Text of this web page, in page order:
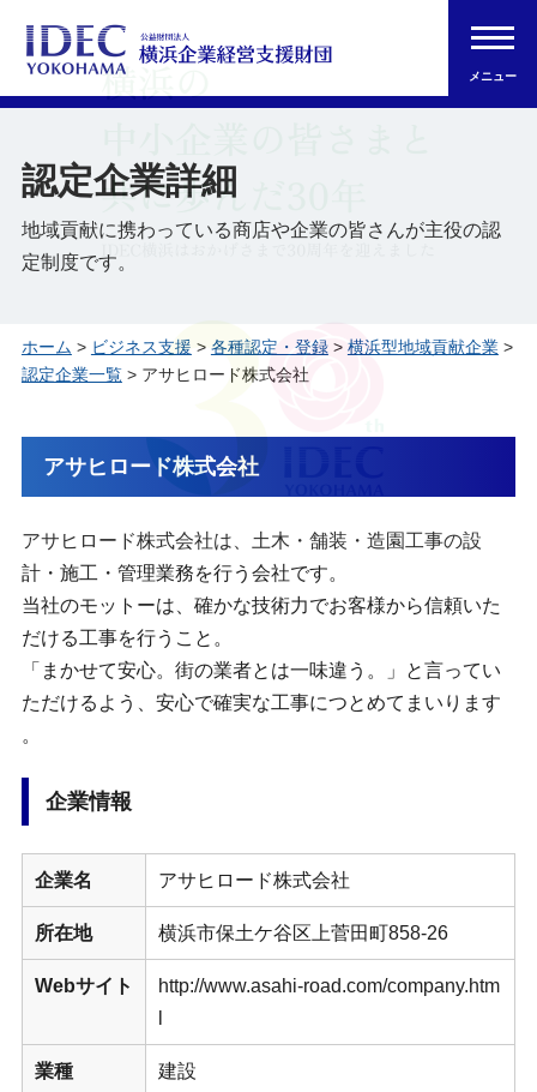
メニュー
認定企業詳細
地域貢献に携わっている商店や企業の皆さんが主役の認
定制度です。
ホーム > ビジネス支援 > 各種認定・登録> 横浜型地域貢献企業>
認定企業一覧> アサヒロード株式会社
アサヒロード株式会社
アサヒロード株式会社は、土木・舗装・造園工事の設
計・施工・管理業務を行う会社です。
当社のモットーは、確かな技術力でお客様から信頼いた
だける工事を行うこと。
「まかせて安心。街の業者とは一味違う。」と言ってい
ただけるよう、安心で確実な工事につとめてまいります
。
企業情報
企業名 アサヒロード株式会社
所在地 横浜市保土ケ谷区上菅田町858-26
Webサイト
http://www.asahi-road.com/company.htm
業種 建設